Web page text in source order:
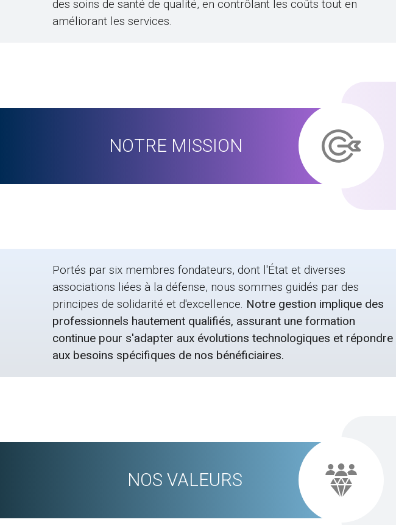
des soins de santé de qualité, en contrôlant les coûts tout en
améliorant les services.
NOTRE MISSION
Portés par six membres fondateurs, dont l'État et diverses
associations liées à la défense, nous sommes guidés par des
principes de solidarité et d'excellence. Notre gestion implique des
professionnels hautement qualifiés, assurant une formation
continue pour s'adapter aux évolutions technologiques et répondre
aux besoins spécifiques de nos bénéficiaires.
NOS VALEURS